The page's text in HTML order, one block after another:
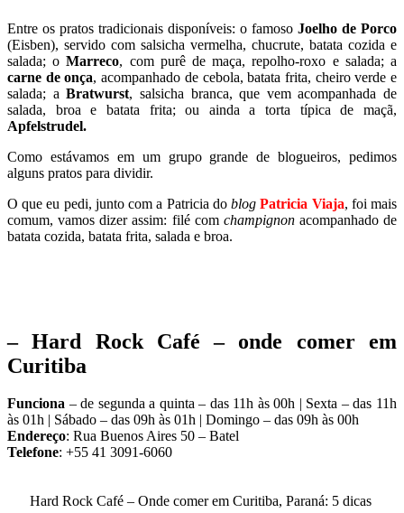
Entre os pratos tradicionais disponíveis: o famoso Joelho de Porco
(Eisben), servido com salsicha vermelha, chucrute, batata cozida e
salada; oMarreco, com purê de maça, repolho-roxo e salada; a
carne de onça, acompanhado de cebola, batata frita, cheiro verde e
salada; aBratwurst, salsicha branca, que vem acompanhada de
salada, broa e batata frita; ou ainda a torta típica de maçã,
Apfelstrudel.
Como estávamos em um grupo grande de blogueiros, pedimos
alguns pratos para dividir.
O que eu pedi, junto com a Patricia doblog Patricia Viaja, foi mais
comum, vamos dizer assim: filé com champignon acompanhado de
batata cozida, batata frita, salada e broa.
– Hard Rock Café – onde comer em
Curitiba
Funciona – de segunda a quinta – das 11h às 00h | Sexta – das 11h
às 01h | Sábado – das 09h às 01h | Domingo – das 09h às 00h
Endereço: Rua Buenos Aires 50 – Batel
Telefone: +55 41 3091-6060
Hard Rock Café – Onde comer em Curitiba, Paraná: 5 dicas